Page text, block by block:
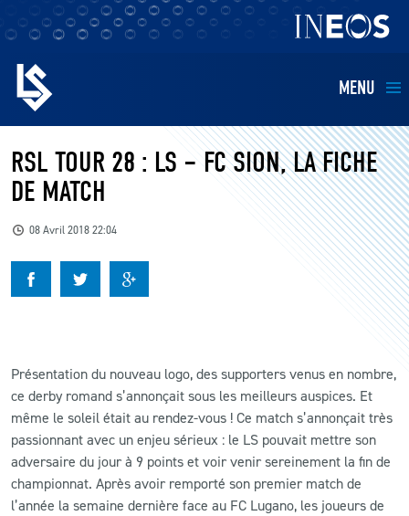
MENU
EQUIPES
BILLETTERIE
KIDS
RESTAURATION
CLUB
CONTACT
RSL TOUR 28 : LS – FC SION, LA FICHE
DE MATCH
08 Avril 2018 22:04
Présentation du nouveau logo, des supporters venus en nombre,
ce derby romand s’annonçait sous les meilleurs auspices. Et
même le soleil était au rendez-vous ! Ce match s’annonçait très
passionnant avec un enjeu sérieux : le LS pouvait mettre son
adversaire du jour à 9 points et voir venir sereinement la fin de
championnat. Après avoir remporté son premier match de
l’année la semaine dernière face au FC Lugano, les joueurs de